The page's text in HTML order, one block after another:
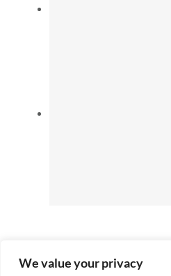
We value your privacy